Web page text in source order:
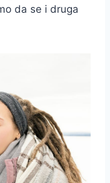
da se i druga